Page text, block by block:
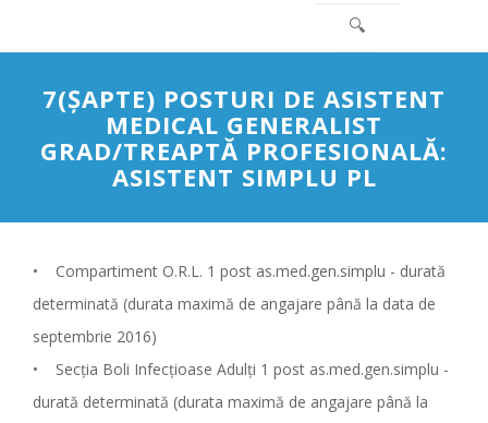
🔍
7(ŞAPTE) POSTURI DE ASISTENT
MEDICAL GENERALIST
GRAD/TREAPTĂ PROFESIONALĂ:
ASISTENT SIMPLU PL
• Compartiment O.R.L. 1 post as.med.gen.simplu - durată
determinată (durata maximă de angajare până la data de
septembrie 2016)
• Secţia Boli Infecţioase Adulţi 1 post as.med.gen.simplu -
durată determinată (durata maximă de angajare până la